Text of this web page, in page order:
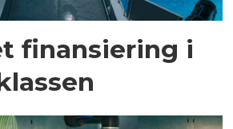
finansiering i